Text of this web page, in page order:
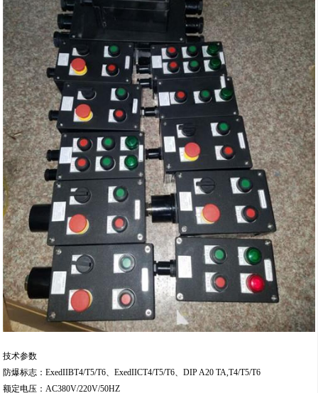
技术参数
防爆标志：ExedIIBT4/T5/T6、ExedIICT4/T5/T6、DIP A20 TA,T4/T5/T6
额定电压：AC380V/220V/50HZ